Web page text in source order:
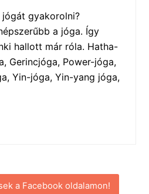
gyakorolni?
a jóga. Így
hallott már róla. Hatha-
Gerincjóga, Power-jóga,
Yin-jóga, Yin-yang jóga,
a Facebook oldalamon!